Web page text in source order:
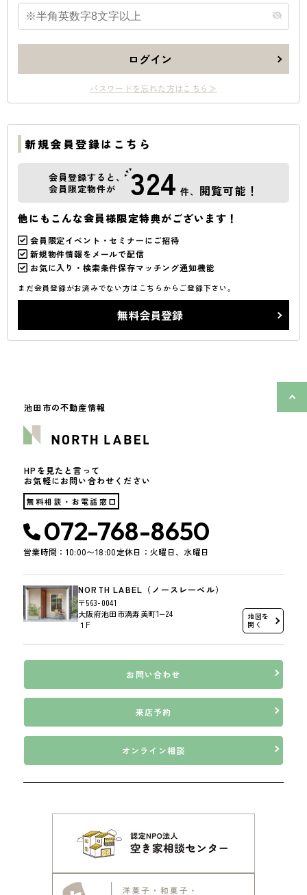
ログイン
パスワードを忘れた方はこちら≫
新規会員登録はこちら
会員登録すると、
会員限定物件が
324 件、 閲覧可能！
他にもこんな会員様限定特典がございます！
会員限定イベント・セミナーにご招待
新規物件情報をメールで配信
お気に入り・検索条件保存マッチング通知機能
まだ会員登録がお済みでない方はこちらからご登録下さい。
無料会員登録
池田市の不動産情報
HPを見たと言って
お気軽にお問い合わせください
無料相談・お電話窓口
072-768-8650
営業時間：10:00〜18:00定休日：火曜日、水曜日
NORTH LABEL（ノースレーベル）
〒563-0041
大阪府池田市満寿美町1−24
１F
地図を
開く
お問い合わせ
来店予約
オンライン相談